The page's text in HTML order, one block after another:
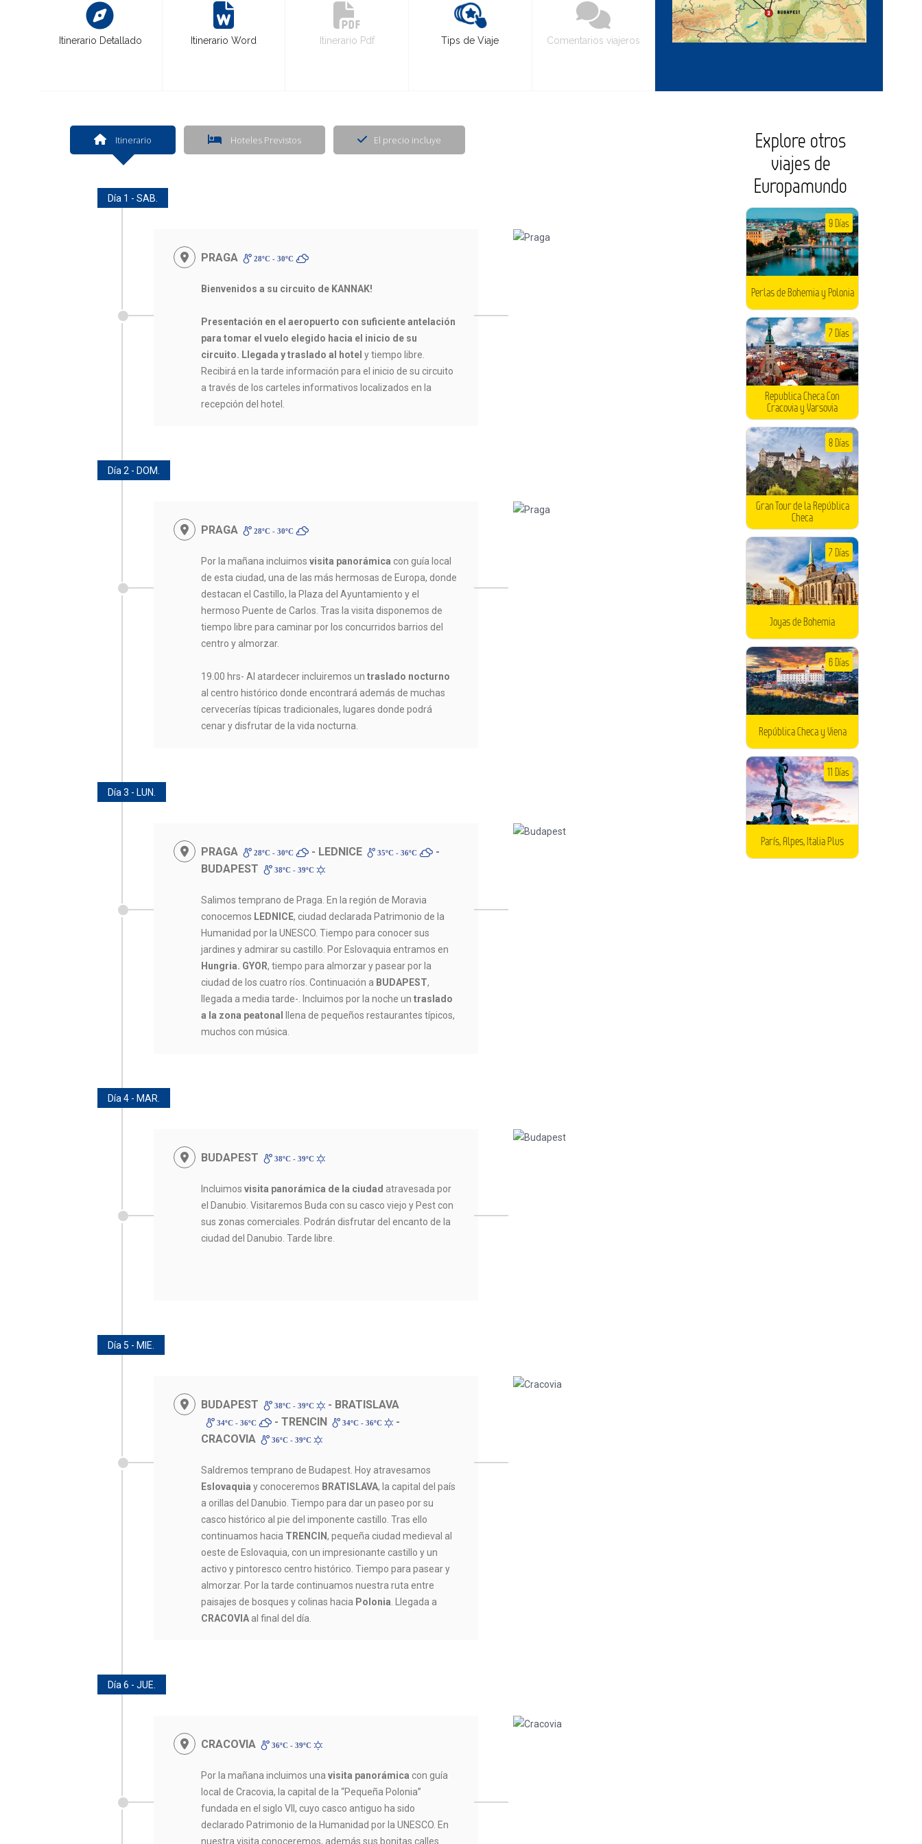
Itinerario Detallado Itinerario Word Itinerario Pdf Tips de Viaje Comentarios viajeros
Itinerario Hoteles Previstos El precio incluye
Día 1 - SAB.
PRAGA 28ºC - 30ºC
Bienvenidos a su circuito de KANNAK!
Presentación en el aeropuerto con suficiente antelación
para tomar el vuelo elegido hacia el inicio de su
circuito. Llegada y traslado al hotel y tiempo libre.
Recibirá en la tarde información para el inicio de su circuito
a través de los carteles informativos localizados en la
recepción del hotel.
Día 2 - DOM.
PRAGA 28ºC - 30ºC
Por la mañana incluimosvisita panorámica con guía local
de esta ciudad, una de las más hermosas de Europa, donde
destacan el Castillo, la Plaza del Ayuntamiento y el
hermoso Puente de Carlos. Tras la visita disponemos de
tiempo libre para caminar por los concurridos barrios del
centro y almorzar.
19.00 hrs- Al atardecer incluiremos untraslado nocturno
al centro histórico donde encontrará además de muchas
cervecerías típicas tradicionales, lugares donde podrá
cenar y disfrutar de la vida nocturna.
Día 3 - LUN.
PRAGA 28ºC - 30ºC - LEDNICE 35ºC - 36ºC
-
BUDAPEST
38ºC - 39ºC
Salimos temprano de Praga. En la región de Moravia
conocemos LEDNICE, ciudad declarada Patrimonio de la
Humanidad por la UNESCO. Tiempo para conocer sus
jardines y admirar su castillo. Por Eslovaquia entramos en
Hungria. GYOR, tiempo para almorzar y pasear por la
ciudad de los cuatro ríos. Continuación a BUDAPEST,
llegada a media tarde-. Incluimos por la noche untraslado
a la zona peatonal
llena de pequeños restaurantes típicos,
muchos con música.
Día 4 - MAR.
BUDAPEST 38ºC - 39ºC
Incluimosvisita panorámica de la ciudad atravesada por
el Danubio. Visitaremos Buda con su casco viejo y Pest con
sus zonas comerciales. Podrán disfrutar del encanto de la
ciudad del Danubio. Tarde libre.
Día 5 - MIE.
BUDAPEST 38ºC - 39ºC - BRATISLAVA
34ºC - 36ºC - TRENCIN 34ºC - 36ºC
-
CRACOVIA
36ºC - 39ºC
Saldremos temprano de Budapest. Hoy atravesamos
Eslovaquia y conoceremos BRATISLAVA, la capital del país
a orillas del Danubio. Tiempo para dar un paseo por su
casco histórico al pie del imponente castillo. Tras ello
continuamos hacia TRENCIN, pequeña ciudad medieval al
oeste de Eslovaquia, con un impresionante castillo y un
activo y pintoresco centro histórico. Tiempo para pasear y
almorzar. Por la tarde continuamos nuestra ruta entre
paisajes de bosques y colinas hacia Polonia . Llegada a
CRACOVIA al final del día.
Día 6 - JUE.
CRACOVIA 36ºC - 39ºC
Por la mañana incluimos unavisita panorámica con guía
local de Cracovia, la capital de la “Pequeña Polonia”
fundada en el siglo VII, cuyo casco antiguo ha sido
declarado Patrimonio de la Humanidad por la UNESCO. En
nuestra visita conoceremos, además sus bonitas calles
Explore otros
viajes de
Europamundo
Perlas de Bohemia y Polonia
9 Días
Republica Checa Con
Cracovia y Varsovia
7 Días
Gran Tour de la República
Checa
8 Días
Joyas de Bohemia
7 Días
República Checa y Viena
6 Días
París, Alpes, Italia Plus
11 Días